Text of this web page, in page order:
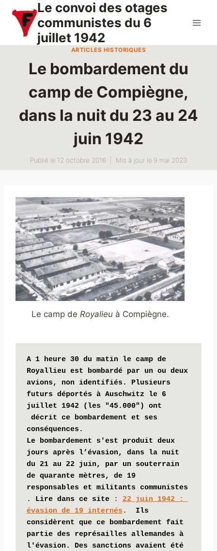
contenu
Le convoi des otages
communistes du 6
juillet 1942
ARTICLES HISTORIQUES
Le bombardement du
camp de Compiègne,
dans la nuit du 23 au 24
juin 1942
Publié le 12 octobre 2016 Mis à jour le 9 mai 2023
Le camp de Royalieuà Compiègne.
A 1 heure 30 du matin le camp de
Royallieu est bombardé par un ou deux
avions, non identifiés. Plusieurs
futurs déportés à Auschwitz le 6
juillet 1942 (les "45.000") ont
décrit ce bombardement et ses
Le bombardement s'est produit deux
jours après l’évasion, dans la nuit
du 21 au 22 juin, par un souterrain
de quarante mètres, de 19
.
Lire dans ce site : 22 juin 1942 :
évasion de 19 internés . Ils
considèrent que ce bombardement fait
partie des représailles allemandes à
l'évasion. Des sanctions avaient été